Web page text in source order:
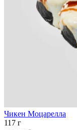
Чикен Моцарелла
117 г